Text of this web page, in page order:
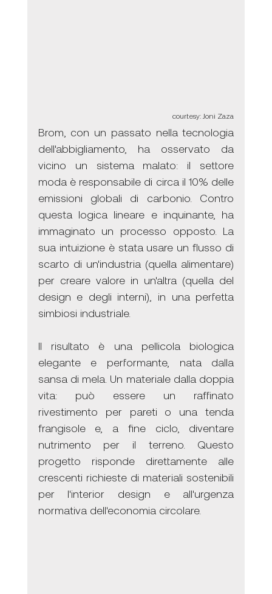
courtesy: Joni Zaza
Brom, con un passato nella tecnologia
dell'abbigliamento, ha osservato da
vicino un sistema malato: il settore
moda è responsabile di circa il 10% delle
emissioni globali di carbonio. Contro
questa logica lineare e inquinante, ha
immaginato un processo opposto. La
sua intuizione è stata usare un flusso di
scarto di un'industria (quella alimentare)
per creare valore in un'altra (quella del
design e degli interni), in una perfetta
simbiosi industriale.
Il risultato è una pellicola biologica
elegante e performante, nata dalla
sansa di mela. Un materiale dalla doppia
vita: può essere un raffinato
rivestimento per pareti o una tenda
frangisole e, a fine ciclo, diventare
nutrimento per il terreno. Questo
progetto risponde direttamente alle
crescenti richieste di materiali sostenibili
per l'interior design e all'urgenza
normativa dell'economia circolare.